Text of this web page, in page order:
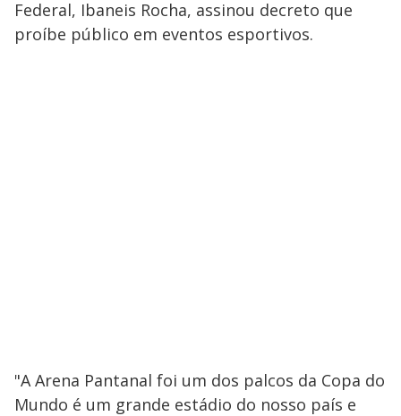
Federal, Ibaneis Rocha, assinou decreto que
proíbe público em eventos esportivos.
"A Arena Pantanal foi um dos palcos da Copa do
Mundo é um grande estádio do nosso país e